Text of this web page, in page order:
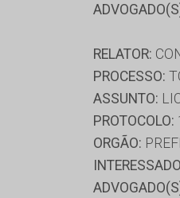
RELATOR:
PROCESSO:
ASSUNTO:
PROTOCOLO:
ORGÃO: